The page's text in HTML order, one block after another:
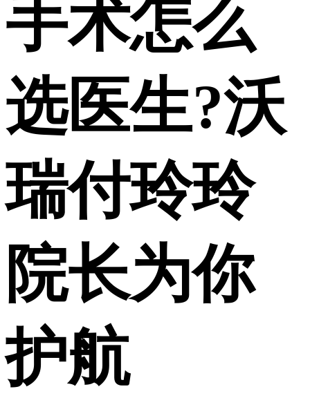
手术怎么
选医生?沃
瑞付玲玲
院长为你
护航